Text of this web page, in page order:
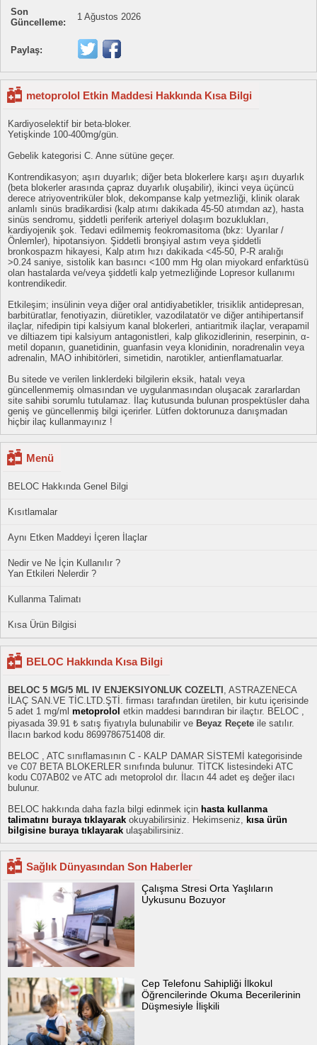
Son
Güncelleme:
1 Ağustos 2026
Paylaş:
metoprolol Etkin Maddesi Hakkında Kısa Bilgi
Kardiyoselektif bir beta-bloker.
Yetişkinde 100-400mg/gün.
Gebelik kategorisi C. Anne sütüne geçer.
Kontrendikasyon; aşırı duyarlık; diğer beta blokerlere karşı aşırı duyarlık
(beta blokerler arasında çapraz duyarlık oluşabilir), ikinci veya üçüncü
derece atriyoventriküler blok, dekompanse kalp yetmezliği, klinik olarak
anlamlı sinüs bradikardisi (kalp atımı dakikada 45-50 atımdan az), hasta
sinüs sendromu, şiddetli periferik arteriyel dolaşım bozuklukları,
kardiyojenik şok. Tedavi edilmemiş feokromasitoma (bkz: Uyarılar /
Önlemler), hipotansiyon. Şiddetli bronşiyal astım veya şiddetli
bronkospazm hikayesi, Kalp atım hızı dakikada <45-50, P-R aralığı
>0.24 saniye, sistolik kan basıncı <100 mm Hg olan miyokard enfarktüsü
olan hastalarda ve/veya şiddetli kalp yetmezliğinde Lopresor kullanımı
kontrendikedir.
Etkileşim; insülinin veya diğer oral antidiyabetikler, trisiklik antidepresan,
barbitüratlar, fenotiyazin, diüretikler, vazodilatatör ve diğer antihipertansif
ilaçlar, nifedipin tipi kalsiyum kanal blokerleri, antiaritmik ilaçlar, verapamil
ve diltiazem tipi kalsiyum antagonistleri, kalp glikozidlerinin, reserpinin, α-
metil dopanın, guanetidinin, guanfasin veya klonidinin, noradrenalin veya
adrenalin, MAO inhibitörleri, simetidin, narotikler, antienflamatuarlar.
Bu sitede ve verilen linklerdeki bilgilerin eksik, hatalı veya
güncellenmemiş olmasından ve uygulanmasından oluşacak zararlardan
site sahibi sorumlu tutulamaz. İlaç kutusunda bulunan prospektüsler daha
geniş ve güncellenmiş bilgi içerirler. Lütfen doktorunuza danışmadan
hiçbir ilaç kullanmayınız !
Menü
BELOC Hakkında Genel Bilgi
Kısıtlamalar
Aynı Etken Maddeyi İçeren İlaçlar
Nedir ve Ne İçin Kullanılır ?
Yan Etkileri Nelerdir ?
Kullanma Talimatı
Kısa Ürün Bilgisi
BELOC Hakkında Kısa Bilgi
BELOC 5 MG/5 ML IV ENJEKSIYONLUK COZELTI
, ASTRAZENECA
İLAÇ SAN.VE TİC.LTD.ŞTİ. firması tarafından üretilen, bir kutu içerisinde
5 adet 1 mg/ml metoprolol etkin maddesi barındıran bir ilaçtır. BELOC ,
piyasada 39.91 ₺ satış fiyatıyla bulunabilir ve Beyaz Reçete ile satılır.
İlacın barkod kodu 8699786751408 dir.
BELOC , ATC sınıflamasının C - KALP DAMAR SİSTEMİ kategorisinde
ve C07 BETA BLOKERLER sınıfında bulunur. TİTCK listesindeki ATC
kodu C07AB02 ve ATC adı metoprolol dır. İlacın 44 adet eş değer ilacı
bulunur.
BELOC hakkında daha fazla bilgi edinmek için hasta kullanma
talimatını buraya tıklayarak okuyabilirsiniz. Hekimseniz,
kısa ürün
bilgisine buraya tıklayarak ulaşabilirsiniz.
Sağlık Dünyasından Son Haberler
Çalışma Stresi Orta Yaşlıların
Uykusunu Bozuyor
Cep Telefonu Sahipliği İlkokul
Öğrencilerinde Okuma Becerilerinin
Düşmesiyle İlişkili